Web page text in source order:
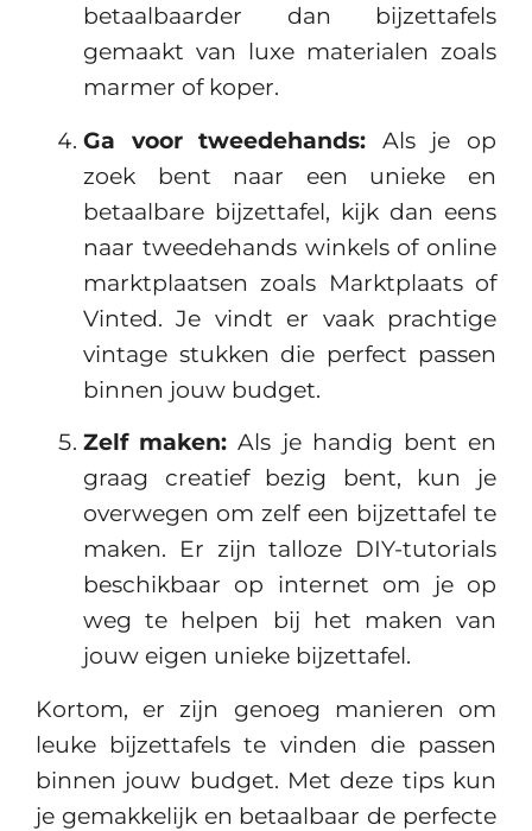
betaalbaarder dan bijzettafels
gemaakt van luxe materialen zoals
marmer of koper.
Ga voor tweedehands: Als je op
zoek bent naar een unieke en
betaalbare bijzettafel, kijk dan eens
naar tweedehands winkels of online
marktplaatsen zoals Marktplaats of
Vinted. Je vindt er vaak prachtige
vintage stukken die perfect passen
binnen jouw budget.
Zelf maken: Als je handig bent en
graag creatief bezig bent, kun je
overwegen om zelf een bijzettafel te
maken. Er zijn talloze DIY-tutorials
beschikbaar op internet om je op
weg te helpen bij het maken van
jouw eigen unieke bijzettafel.
Kortom, er zijn genoeg manieren om
leuke bijzettafels te vinden die passen
binnen jouw budget. Met deze tips kun
je gemakkelijk en betaalbaar de perfecte